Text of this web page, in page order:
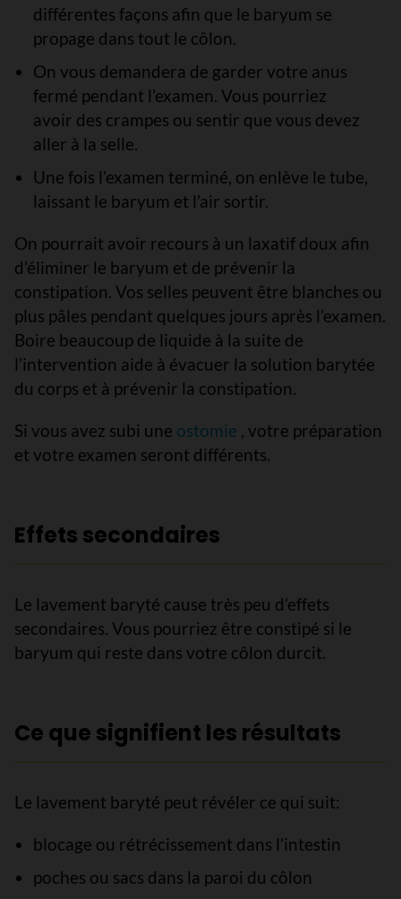
différentes façons afin que le baryum se
propage dans tout le côlon.
On vous demandera de garder votre anus
fermé pendant l’examen. Vous pourriez
avoir des crampes ou sentir que vous devez
aller à la selle.
Une fois l’examen terminé, on enlève le tube,
laissant le baryum et l’air sortir.
On pourrait avoir recours à un laxatif doux afin
d’éliminer le baryum et de prévenir la
constipation. Vos selles peuvent être blanches ou
plus pâles pendant quelques jours après l’examen.
Boire beaucoup de liquide à la suite de
l’intervention aide à évacuer la solution barytée
du corps et à prévenir la constipation.
Si vous avez subi une ostomie , votre préparation
et votre examen seront différents.
Effets secondaires
Le lavement baryté cause très peu d’effets
secondaires. Vous pourriez être constipé si le
baryum qui reste dans votre côlon durcit.
Ce que signifient les résultats
Le lavement baryté peut révéler ce qui suit:
blocage ou rétrécissement dans l’intestin
poches ou sacs dans la paroi du côlon